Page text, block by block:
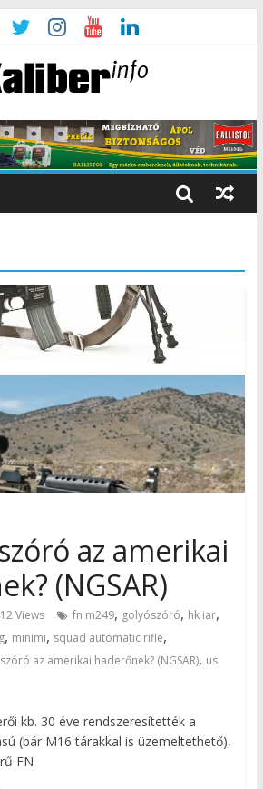
az amerikai
(NGSAR)
Views fn m249, golyószóró, hk iar,
, minimi, squad automatic rifle,
az amerikai haderőnek? (NGSAR), us
kb. 30 éve rendszeresítették a
(bár M16 tárakkal is üzemeltethető),
FN